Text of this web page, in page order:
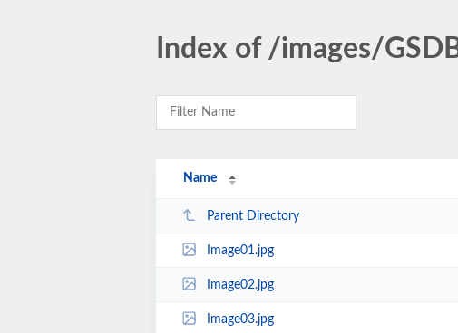
Index of /images/
Name
Parent Directory
Image01.jpg
Image02.jpg
Image03.jpg